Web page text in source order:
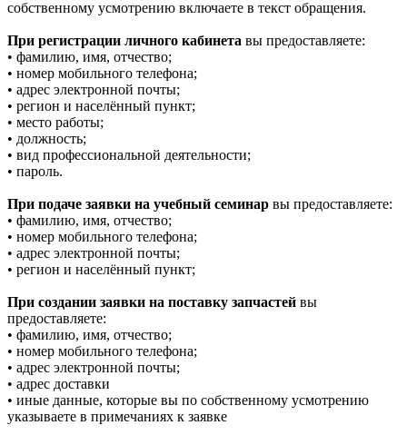
собственному усмотрению включаете в текст обращения.
При регистрации личного кабинета вы предоставляете:
• фамилию, имя, отчество;
• номер мобильного телефона;
• адрес электронной почты;
• регион и населённый пункт;
• место работы;
• должность;
• вид профессиональной деятельности;
• пароль.
При подаче заявки на учебный семинар вы предоставляете:
• фамилию, имя, отчество;
• номер мобильного телефона;
• адрес электронной почты;
• регион и населённый пункт;
При создании заявки на поставку запчастей вы
предоставляете:
• фамилию, имя, отчество;
• номер мобильного телефона;
• адрес электронной почты;
• адрес доставки
• иные данные, которые вы по собственному усмотрению
указываете в примечаниях к заявке